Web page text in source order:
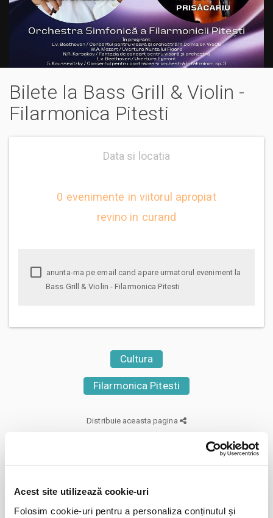
Acest site utilizează cookie-uri
Folosim cookie-uri pentru a personaliza conținutul și
Bilete la Bass Grill & Violin -
Filarmonica Pitesti
Data si locatia
0 evenimente in viitorul apropiat
revino in curand
Bass Grill & Violin - Filarmonica Pitesti
Cultura
Filarmonica Pitesti
Distribuie aceasta pagina